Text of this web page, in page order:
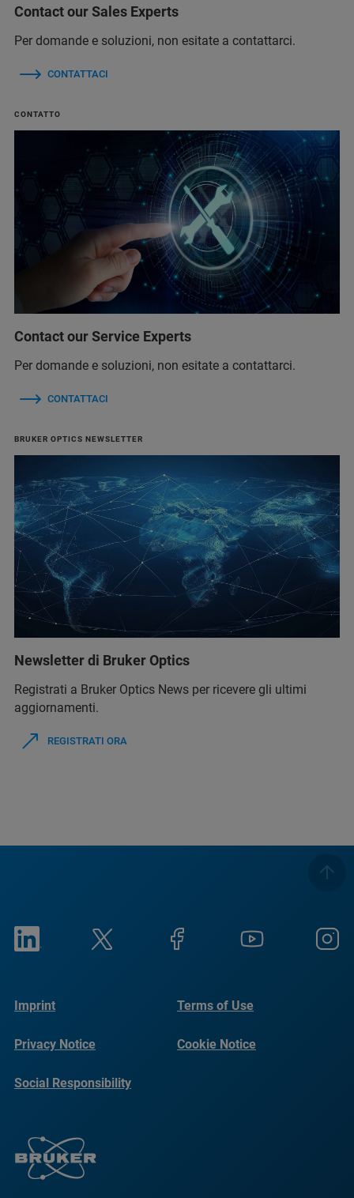
Contact our Sales Experts
Per domande e soluzioni, non esitate a contattarci.
CONTATTACI
CONTATTO
Contact our Service Experts
Per domande e soluzioni, non esitate a contattarci.
CONTATTACI
BRUKER OPTICS NEWSLETTER
Newsletter di Bruker Optics
Registrati a Bruker Optics News per ricevere gli ultimi
aggiornamenti.
REGISTRATI ORA
Imprint Terms of Use
Privacy Notice Cookie Notice
Social Responsibility